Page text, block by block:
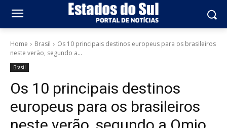
Home Brasil
Os 10 principais destinos europeus para os brasileiros
neste verão, segundo a...
Brasil
Os 10 principais destinos
europeus para os brasileiros